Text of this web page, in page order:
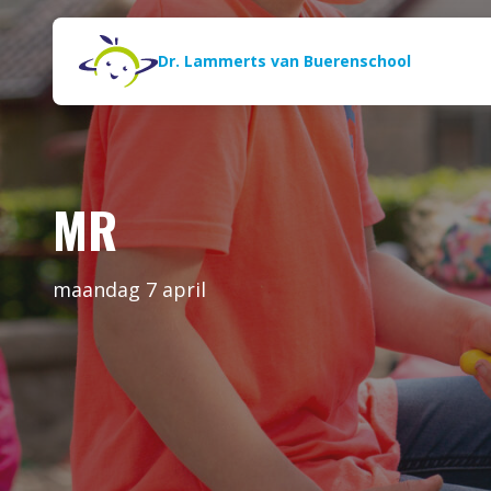
Naar de inhoud
Dr. Lammerts van Buerenschool
MR
maandag 7 april